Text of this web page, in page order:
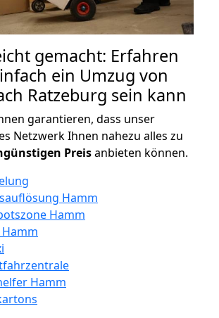
gemacht: Erfahren
ein Umzug von
Ratzeburg sein kann
garantieren, dass unser
Netzwerk Ihnen nahezu alles zu
Preisanbieten können.
Hamm
Hamm
Hamm